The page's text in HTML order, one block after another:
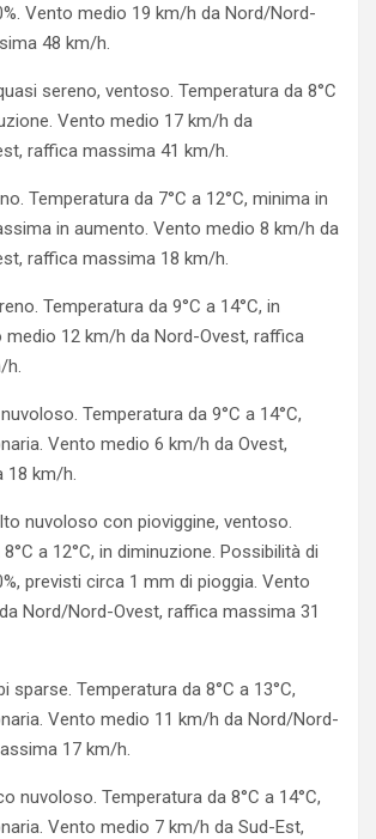
Vento medio 19 km/h da Nord/Nord-
48 km/h.
sereno, ventoso. Temperatura da 8°C
Vento medio 17 km/h da
raffica massima 41 km/h.
Temperatura da 7°C a 12°C, minima in
in aumento. Vento medio 8 km/h da
raffica massima 18 km/h.
Temperatura da 9°C a 14°C, in
medio 12 km/h da Nord-Ovest, raffica
h.
nuvoloso. Temperatura da 9°C a 14°C,
Vento medio 6 km/h da Ovest,
18 km/h.
nuvoloso con pioviggine, ventoso.
a 12°C, in diminuzione. Possibilità di
previsti circa 1 mm di pioggia. Vento
Nord/Nord-Ovest, raffica massima 31
sparse. Temperatura da 8°C a 13°C,
Vento medio 11 km/h da Nord/Nord-
17 km/h.
nuvoloso. Temperatura da 8°C a 14°C,
Vento medio 7 km/h da Sud-Est,